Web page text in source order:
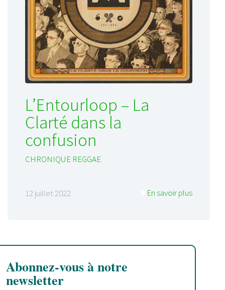
L’Entourloop – La
Clarté dans la
confusion
CHRONIQUE REGGAE
12 juillet 2022 En savoir plus
Abonnez-vous à notre
newsletter